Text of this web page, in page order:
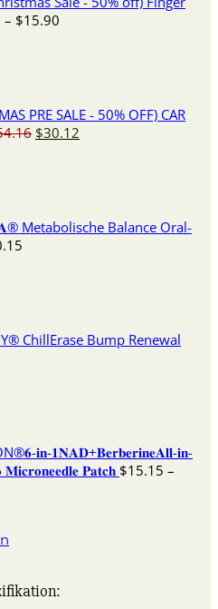
– $15.90
PRE SALE - 50% OFF) CAR
Original
$30.12
Metabolische Balance Oral-
ChillErase Bump Renewal
𝐢𝐧-𝟏𝐍𝐀𝐃+𝐁𝐞𝐫𝐛𝐞𝐫𝐢𝐧𝐞𝐀𝐥𝐥-𝐢𝐧-
𝐏𝐚𝐭𝐜𝐡 $15.15 –